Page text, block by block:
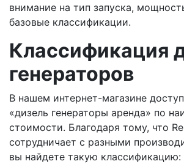
внимание на тип запуска,
базовые классификации.
Классификация
генераторов
В нашем интернет-магазине
«дизель генераторы аренда» по
стоимости. Благодаря тому, что
сотрудничает с разными
вы найдете такую классификацию: